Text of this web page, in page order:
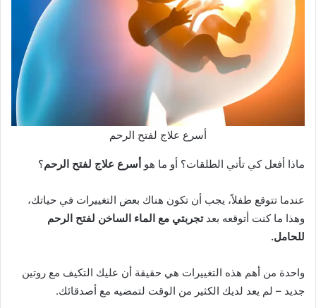
أسرع علاج لفتح الرحم
ماذا أفعل كي تأتي الطلقات؟ أو ما هو أسرع علاج لفتح الرحم؟
عندما تتوقع طفلاً، يجب أن تكون هناك بعض التغييرات في حياتك،
وهذا ما كنت أتوقعه بعدتجربتي مع الماء الساخن لفتح الرحم
للحامل.
واحدة من أهم هذه التغييرات هي حقيقة أن عليك التكيف مع روتين
جديد – لم يعد لديك الكثير من الوقت لتمضيه مع أصدقائك.